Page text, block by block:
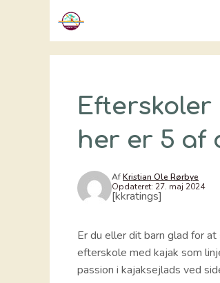
Efterskoler
her er 5 af
AfKristian Ole Rørbye
Opdateret: 27. maj 2024
[kkratings]
Er du eller dit barn glad for
efterskole med kajak som
passion i kajaksejlads ved